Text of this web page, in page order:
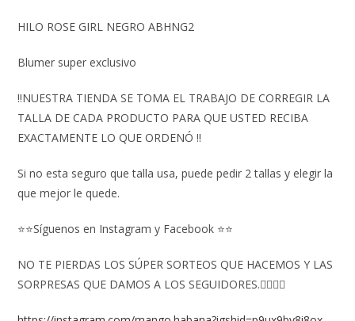
HILO ROSE GIRL NEGRO ABHNG2
Blumer super exclusivo
‼️NUESTRA TIENDA SE TOMA EL TRABAJO DE CORREGIR LA
TALLA DE CADA PRODUCTO PARA QUE USTED RECIBA
EXACTAMENTE LO QUE ORDENÓ ‼️
Si no esta seguro que talla usa, puede pedir 2 tallas y elegir la
que mejor le quede.
⭐⭐Síguenos en Instagram y Facebook ⭐⭐
NO TE PIERDAS LOS SÚPER SORTEOS QUE HACEMOS Y LAS
SORPRESAS QUE DAMOS A LOS SEGUIDORES.👇🏻👇🏻